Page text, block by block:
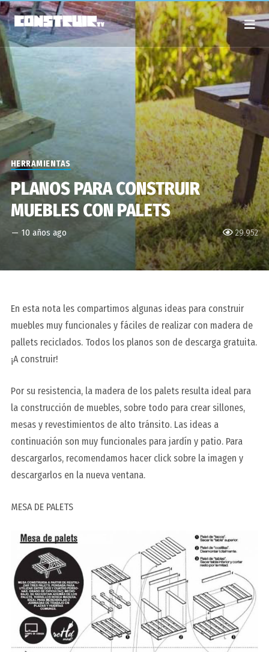
29.952
HERRAMIENTAS
PLANOS PARA CONSTRUIR
MUEBLES CON PALETS
— 10 años ago
En esta nota les compartimos algunas ideas para construir
muebles muy funcionales y fáciles de realizar con madera de
pallets reciclados. Todos los planos son de descarga gratuita.
¡A construir!
Por su resistencia, la madera de los palets resulta ideal para
la construcción de muebles, sobre todo para crear sillones,
mesas y revestimientos de alto tránsito. Las ideas a
continuación son muy funcionales para jardín y patio. Para
descargarlos, recomendamos hacer click sobre la imagen y
descargarlos en la nueva ventana.
MESA DE PALETS